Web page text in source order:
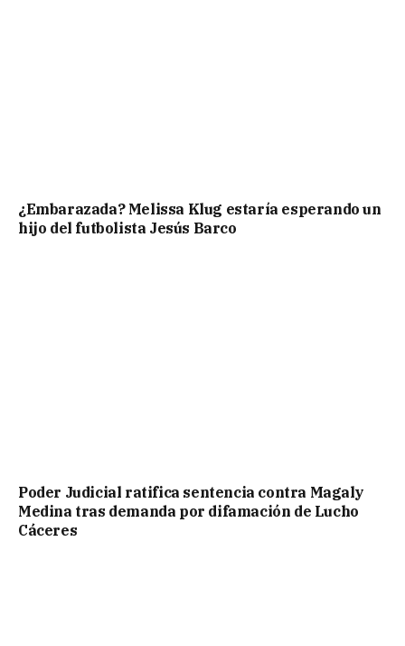
¿Embarazada? Melissa Klug estaría esperando un
hijo del futbolista Jesús Barco
Poder Judicial ratifica sentencia contra Magaly
Medina tras demanda por difamación de Lucho
Cáceres